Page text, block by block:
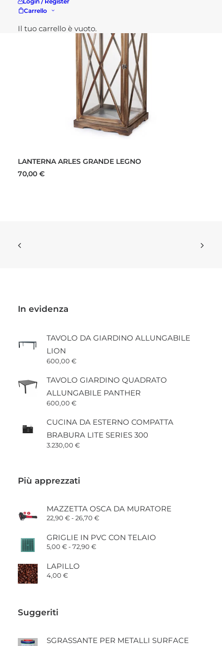
Carrello
Il tuo carrello è vuoto.
LANTERNA ARLES GRANDE LEGNO
70,00 €
In evidenza
TAVOLO DA GIARDINO ALLUNGABILE
LION
600,00 €
TAVOLO GIARDINO QUADRATO
ALLUNGABILE PANTHER
600,00 €
CUCINA DA ESTERNO COMPATTA
BRABURA LITE SERIES 300
3.230,00 €
Più apprezzati
MAZZETTA OSCA DA MURATORE
22,90 €-26,70 €Fascia
da
GRIGLIE IN PVC CON TELAIO
5,00 €-72,90 €Fascia
LAPILLO
4,00 €
Suggeriti
SGRASSANTE PER METALLI SURFACE